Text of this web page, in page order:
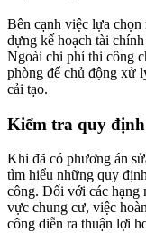
Bên cạnh việc lựa chọn
dựng kế hoạch tài
Ngoài chi phí thi công
phòng để chủ động xử
cải tạo.
Kiểm tra quy
Khi đã có phương án
tìm hiểu những quy
công. Đối với các hạng
vực chung cư, việc
công diễn ra thuận lợi